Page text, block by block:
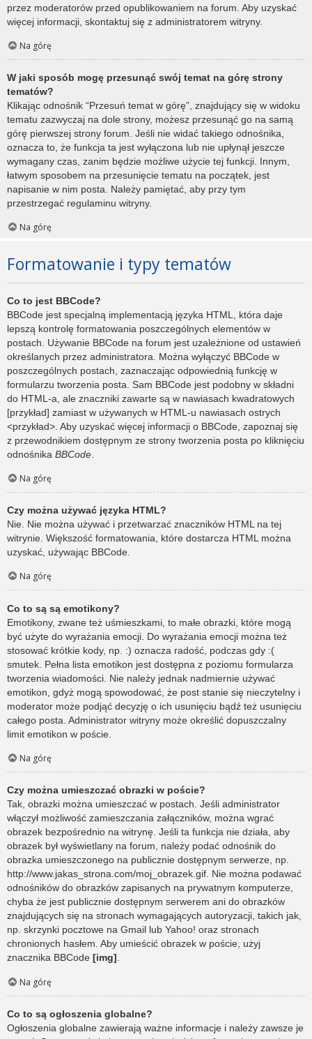
przez moderatorów przed opublikowaniem na forum. Aby uzyskać
więcej informacji, skontaktuj się z administratorem witryny.
Na górę
W jaki sposób mogę przesunąć swój temat na górę strony
tematów?
Klikając odnośnik “Przesuń temat w górę”, znajdujący się w widoku
tematu zazwyczaj na dole strony, możesz przesunąć go na samą
górę pierwszej strony forum. Jeśli nie widać takiego odnośnika,
oznacza to, że funkcja ta jest wyłączona lub nie upłynął jeszcze
wymagany czas, zanim będzie możliwe użycie tej funkcji. Innym,
łatwym sposobem na przesunięcie tematu na początek, jest
napisanie w nim posta. Należy pamiętać, aby przy tym
przestrzegać regulaminu witryny.
Na górę
Formatowanie i typy tematów
Co to jest BBCode?
BBCode jest specjalną implementacją języka HTML, która daje
lepszą kontrolę formatowania poszczególnych elementów w
postach. Używanie BBCode na forum jest uzależnione od ustawień
określanych przez administratora. Można wyłączyć BBCode w
poszczególnych postach, zaznaczając odpowiednią funkcję w
formularzu tworzenia posta. Sam BBCode jest podobny w składni
do HTML-a, ale znaczniki zawarte są w nawiasach kwadratowych
[przykład] zamiast w używanych w HTML-u nawiasach ostrych
<przykład>. Aby uzyskać więcej informacji o BBCode, zapoznaj się
z przewodnikiem dostępnym ze strony tworzenia posta po kliknięciu
odnośnika BBCode
Na górę
Czy można używać języka HTML?
Nie. Nie można używać i przetwarzać znaczników HTML na tej
witrynie. Większość formatowania, które dostarcza HTML można
uzyskać, używając BBCode.
Na górę
Co to są są emotikony?
Emotikony, zwane też uśmieszkami, to małe obrazki, które mogą
być użyte do wyrażania emocji. Do wyrażania emocji można też
stosować krótkie kody, np. :) oznacza radość, podczas gdy :(
smutek. Pełna lista emotikon jest dostępna z poziomu formularza
tworzenia wiadomości. Nie należy jednak nadmiernie używać
emotikon, gdyż mogą spowodować, że post stanie się nieczytelny i
moderator może podjąć decyzję o ich usunięciu bądź też usunięciu
całego posta. Administrator witryny może określić dopuszczalny
limit emotikon w poście.
Na górę
Czy można umieszczać obrazki w poście?
Tak, obrazki można umieszczać w postach. Jeśli administrator
włączył możliwość zamieszczania załączników, można wgrać
obrazek bezpośrednio na witrynę. Jeśli ta funkcja nie działa, aby
obrazek był wyświetlany na forum, należy podać odnośnik do
obrazka umieszczonego na publicznie dostępnym serwerze, np.
http://www.jakas_strona.com/moj_obrazek.gif. Nie można podawać
odnośników do obrazków zapisanych na prywatnym komputerze,
chyba że jest publicznie dostępnym serwerem ani do obrazków
znajdujących się na stronach wymagających autoryzacji, takich jak,
np. skrzynki pocztowe na Gmail lub Yahoo! oraz stronach
chronionych hasłem. Aby umieścić obrazek w poście, użyj
znacznika BBCode [img].
Na górę
Co to są ogłoszenia globalne?
Ogłoszenia globalne zawierają ważne informacje i należy zawsze je